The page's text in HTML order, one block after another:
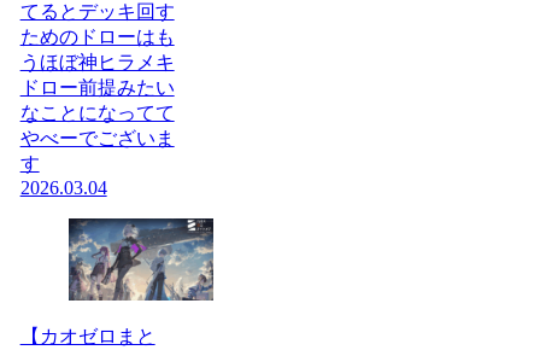
てるとデッキ回す
ためのドローはも
うほぼ神ヒラメキ
ドロー前提みたい
なことになってて
やべーでございま
す
2026.03.04
【カオゼロまと